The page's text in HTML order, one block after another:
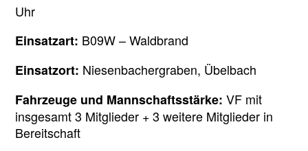
Uhr
Einsatzart: B09W – Waldbrand
Einsatzort: Niesenbachergraben, Übelbach
Fahrzeuge und Mannschaftsstärke: VF mit
insgesamt 3 Mitglieder + 3 weitere Mitglieder in
Bereitschaft